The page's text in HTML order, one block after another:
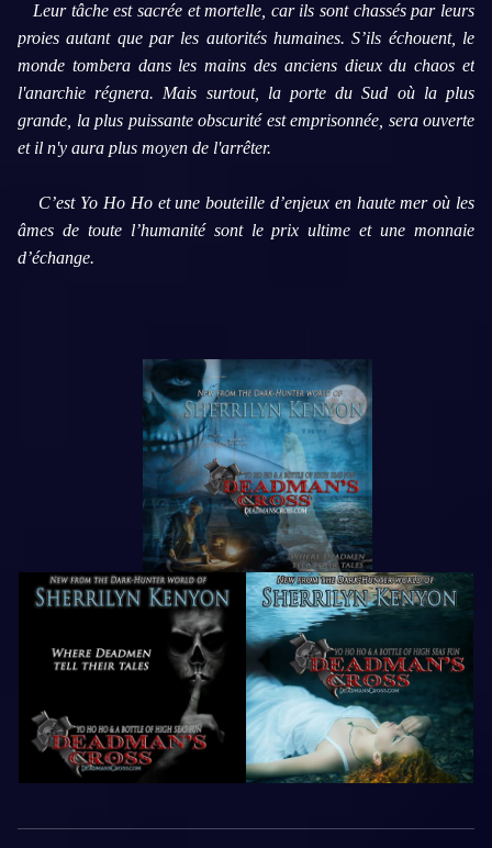
Leur tâche est sacrée et mortelle, car ils sont chassés par leurs
proies autant que par les autorités humaines. S’ils échouent, le
monde tombera dans les mains des anciens dieux du chaos et
l'anarchie régnera. Mais surtout, la porte du Sud où la plus
grande, la plus puissante obscurité est emprisonnée, sera ouverte
et il n'y aura plus moyen de l'arrêter.
C’est Yo Ho Ho et une bouteille d’enjeux en haute mer où les
âmes de toute l’humanité sont le prix ultime et une monnaie
d’échange.